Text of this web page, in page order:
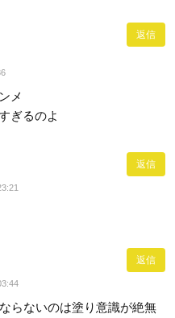
返信
メ
ぎるのよ
返信
返信
らないのは塗り意識が絶無